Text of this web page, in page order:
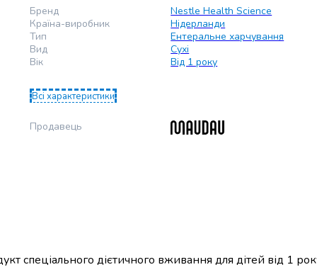
Бренд
Nestle Health Science
Країна-виробник
Нідерланди
Тип
Ентеральне харчування
Вид
Сухі
Вік
Від 1 року
Всі характеристики
Продавець
спеціального дієтичного вживання для дітей від 1